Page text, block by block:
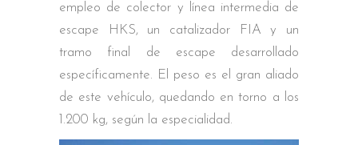
empleo de colector y línea intermedia de
escape HKS, un catalizador FIA y un
tramo final de escape desarrollado
específicamente. El peso es el gran aliado
de este vehículo, quedando en torno a los
1.200 kg, según la especialidad.